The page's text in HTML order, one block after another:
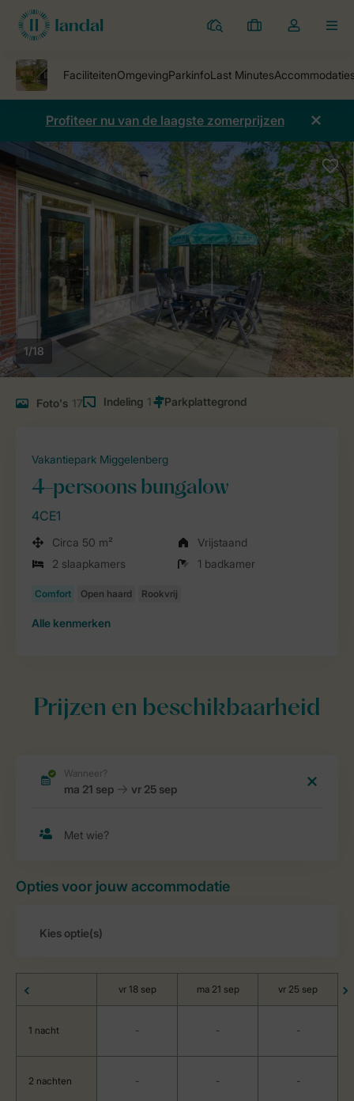
Parken
Mijn
Open
mijn
account
Profiteer nu van de laagste zomerprijzen
1/18
Foto's 17 Indeling 1
Vakantiepark Miggelenberg
4-persoons bungalow
4CE1
Circa 50 m²
Vrijstaand
2 slaapkamers
1 badkamer
Alle kenmerken
Prijzen en beschikbaarheid
Opties voor jouw accommodatie
vr 18 sep ma 21 sep vr 25 sep
1 nacht - - -
2 nachten - - -